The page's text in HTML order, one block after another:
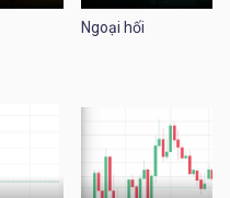
Ngoại hối